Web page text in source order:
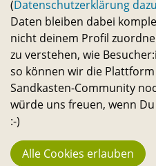
Bleib in Kontakt
E-
Mail-
Link
Telefon-
Link
Instagram-
Link
Threads-
Link Apps-
Link
Link
Statistik
944
Macher:innen
23.742
Fans
(Datenschutzerklärung
Daten bleiben dabei
nicht deinem Profil
zu verstehen, wie
so können wir die
Sandkasten-Community
würde uns freuen, wenn
:-)
Alle Cookies erlauben